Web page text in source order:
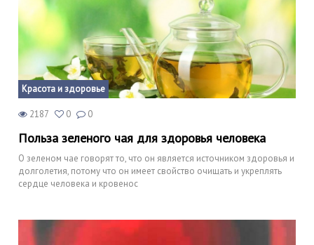
Красота и здоровье
2187 0 0
Польза зеленого чая для здоровья человека
О зеленом чае говорят то, что он является источником здоровья и
долголетия, потому что он имеет свойство очищать и укреплять
сердце человека и кровенос